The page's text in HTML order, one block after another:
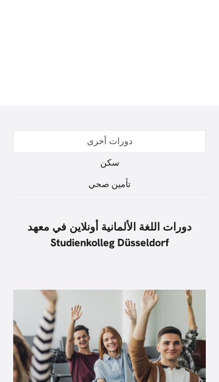
دورات أخرى
سكن
تأمين صحي
دورات اللغة الألمانية أونلاين في معهد
Studienkolleg Düsseldorf